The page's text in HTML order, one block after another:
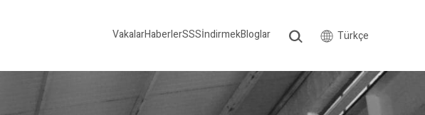
VakalarHaberlerSSSİndirmekBloglar Türkçe